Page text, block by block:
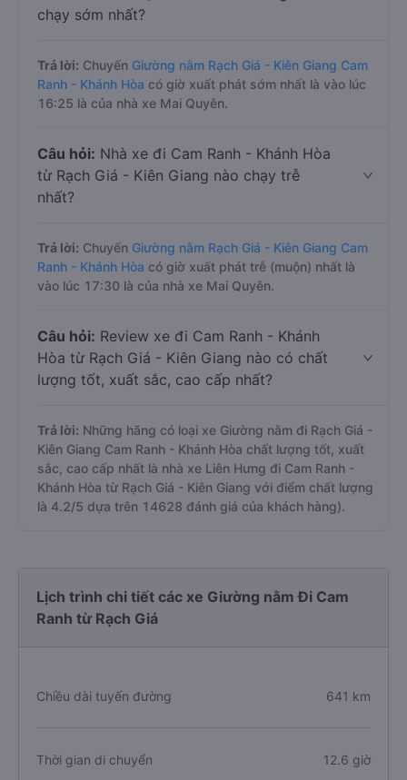
chạy sớm nhất?
Trả lời: Chuyến Giường nằm Rạch Giá - Kiên Giang Cam
Ranh - Khánh Hòa có giờ xuất phát sớm nhất là vào lúc
16:25 là của nhà xe Mai Quyên.
Câu hỏi: Nhà xe đi Cam Ranh - Khánh Hòa
từ Rạch Giá - Kiên Giang nào chạy trễ
nhất?
Trả lời: Chuyến Giường nằm Rạch Giá - Kiên Giang Cam
Ranh - Khánh Hòa có giờ xuất phát trễ (muộn) nhất là
vào lúc 17:30 là của nhà xe Mai Quyên.
Câu hỏi: Review xe đi Cam Ranh - Khánh
Hòa từ Rạch Giá - Kiên Giang nào có chất
lượng tốt, xuất sắc, cao cấp nhất?
Trả lời: Những hãng có loại xe Giường nằm đi Rạch Giá -
Kiên Giang Cam Ranh - Khánh Hòa chất lượng tốt, xuất
sắc, cao cấp nhất là nhà xe Liên Hưng đi Cam Ranh -
Khánh Hòa từ Rạch Giá - Kiên Giang với điểm chất lượng
là 4.2/5 dựa trên 14628 đánh giá của khách hàng).
Lịch trình chi tiết các xe Giường nằm Đi Cam
Ranh từ Rạch Giá
Chiều dài tuyến đường 641 km
Thời gian di chuyển 12.6 giờ